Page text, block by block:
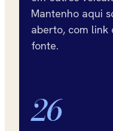
Mantenho aqui
aberto, com
fonte.
26